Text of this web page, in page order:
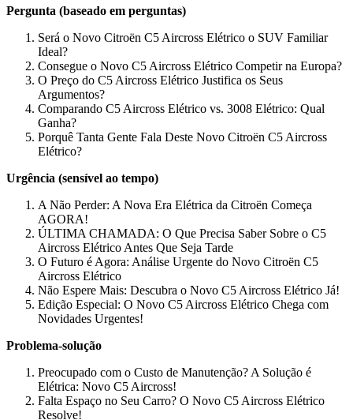
Pergunta (baseado em perguntas)
Será o Novo Citroën C5 Aircross Elétrico o SUV Familiar
Ideal?
Consegue o Novo C5 Aircross Elétrico Competir na Europa?
O Preço do C5 Aircross Elétrico Justifica os Seus
Argumentos?
Comparando C5 Aircross Elétrico vs. 3008 Elétrico: Qual
Ganha?
Porquê Tanta Gente Fala Deste Novo Citroën C5 Aircross
Elétrico?
Urgência (sensível ao tempo)
A Não Perder: A Nova Era Elétrica da Citroën Começa
AGORA!
ÚLTIMA CHAMADA: O Que Precisa Saber Sobre o C5
Aircross Elétrico Antes Que Seja Tarde
O Futuro é Agora: Análise Urgente do Novo Citroën C5
Aircross Elétrico
Não Espere Mais: Descubra o Novo C5 Aircross Elétrico Já!
Edição Especial: O Novo C5 Aircross Elétrico Chega com
Novidades Urgentes!
Problema-solução
Preocupado com o Custo de Manutenção? A Solução é
Elétrica: Novo C5 Aircross!
Falta Espaço no Seu Carro? O Novo C5 Aircross Elétrico
Resolve!